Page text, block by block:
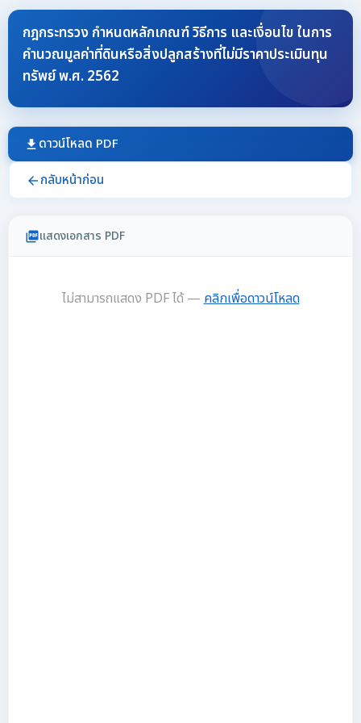
กฎกระทรวง กำหนดหลักเกณฑ์ วิธีการ และเงื่อนไข ในการ
คำนวณมูลค่าที่ดินหรือสิ่งปลูกสร้างที่ไม่มีราคาประเมินทุน
ทรัพย์ พ.ศ. 2562
download ดาวน์โหลด PDF
arrow_back กลับหน้าก่อน
picture_as_pdfแสดงเอกสาร PDF
ไม่สามารถแสดง PDF ได้ —คลิกเพื่อดาวน์โหลด